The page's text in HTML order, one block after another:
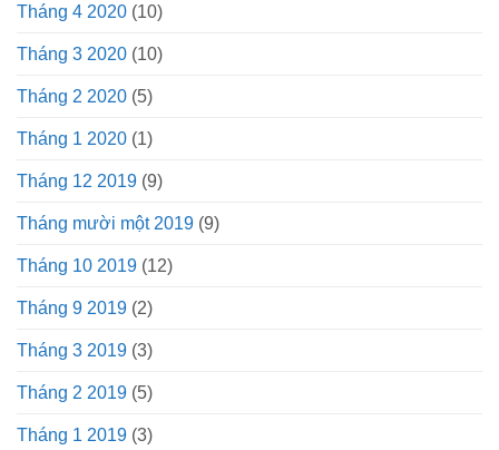
Tháng 4 2020 (10)
Tháng 3 2020 (10)
Tháng 2 2020 (5)
Tháng 1 2020 (1)
Tháng 12 2019 (9)
Tháng mười một 2019 (9)
Tháng 10 2019 (12)
Tháng 9 2019 (2)
Tháng 3 2019 (3)
Tháng 2 2019 (5)
Tháng 1 2019 (3)